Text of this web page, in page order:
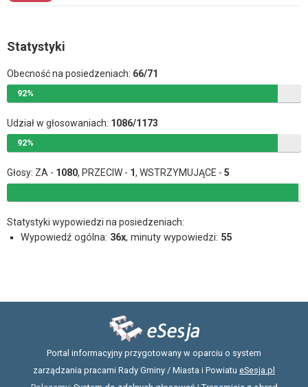
Statystyki
Obecność na posiedzeniach: 66/71
92%
Udział w głosowaniach: 1086/1173
92%
Głosy: ZA - 1080, PRZECIW - 1, WSTRZYMUJĄCE - 5
Statystyki wypowiedzi na posiedzeniach:
Wypowiedź ogólna: 36x, minuty wypowiedzi: 55
Portal informacyjny przygotowany w oparciu o system
zarządzania pracami Rady Gminy / Miasta i Powiatu eSesja.pl